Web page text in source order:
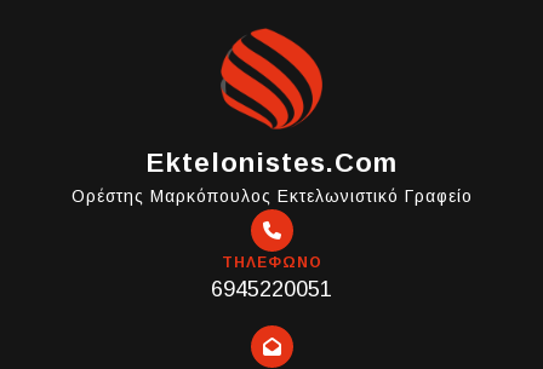
Ektelonistes.com
Ορέστης Μαρκόπουλος Εκτελωνιστικό Γραφείο
ΤΗΛΕΦΩΝΟ
6945220051